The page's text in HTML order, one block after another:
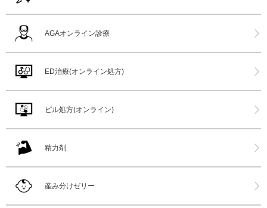
AGAオンライン診療
ED治療(オンライン処方)
ピル処方(オンライン)
精力剤
産み分けゼリー